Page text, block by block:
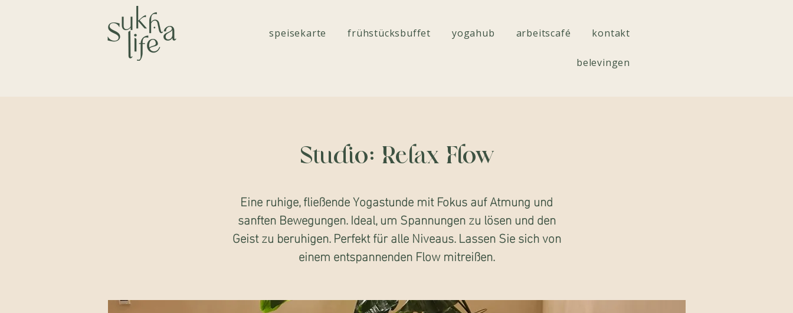
speisekarte frühstücksbuffet yogahub arbeitscafé kontakt
belevingen
Studio: Relax Flow
Eine ruhige, fließende Yogastunde mit Fokus auf Atmung und
sanften Bewegungen. Ideal, um Spannungen zu lösen und den
Geist zu beruhigen. Perfekt für alle Niveaus. Lassen Sie sich von
einem entspannenden Flow mitreißen.